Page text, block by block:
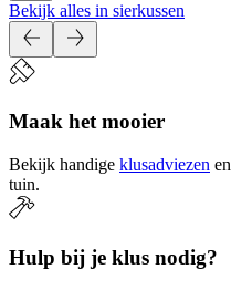
Bekijk alles in sierkussen
Maak het mooier
Bekijk handige klusadviezen en
tuin.
Hulp bij je klus nodig?